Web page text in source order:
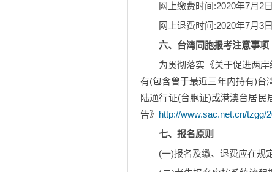
网上缴费时间:2020年7月2
网上退费时间:2020年7月3
六、台湾同胞报考注意事项
为贯彻落实《关于促进两
有(包含曾于最近三年内持有)台
陆通行证(台胞证)或港澳台居
告》 http://www.sac.net.cn/tzgg/
七、报名原则
(一)报名及缴、退费应在规